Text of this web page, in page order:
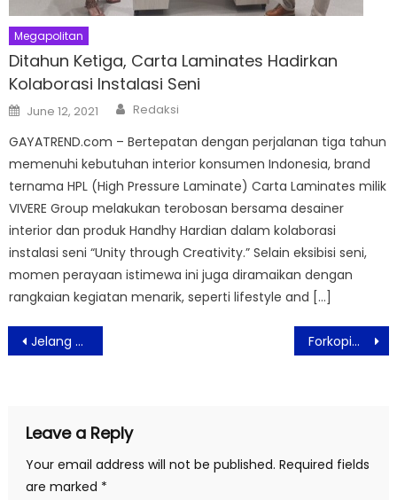
Megapolitan
Ditahun Ketiga, Carta Laminates Hadirkan
Kolaborasi Instalasi Seni
Posted
on
June 12, 2021 Author
Redaksi
GAYATREND.com – Bertepatan dengan perjalanan tiga tahun
memenuhi kebutuhan interior konsumen Indonesia, brand
ternama HPL (High Pressure Laminate) Carta Laminates milik
VIVERE Group melakukan terobosan bersama desainer
interior dan produk Handhy Hardian dalam kolaborasi
instalasi seni “Unity through Creativity.” Selain eksibisi seni,
momen perayaan istimewa ini juga diramaikan dengan
rangkaian kegiatan menarik, seperti lifestyle and […]
Post
navigation
Jelang Tayang Lebaran 2026, Pelangi di Mars Rilis Poster Nerotek: Gambarkan Misi yang Dipimpin Anak Bangsa di Planet Merah Forkopimda Karawang dan Para Tokoh Agama Gelar Buka Puasa Bersama
Leave a Reply
Your email address will not be published. Required fields
are marked *